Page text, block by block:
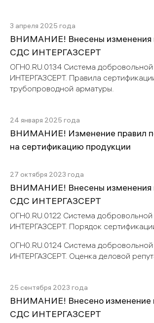
3 апреля 2025 года
ВНИМАНИЕ! Внесены изменения
СДС ИНТЕРГАЗСЕРТ
ОГН0.RU.0134 Система
ИНТЕРГАЗСЕРТ. Правила
трубопроводной арматуры.
24 января 2025 года
ВНИМАНИЕ! Изменение правил
на сертификацию продукции
27 октября 2023 года
ВНИМАНИЕ! Внесены изменения
СДС ИНТЕРГАЗСЕРТ
ОГН0.RU.0122 Система
ИНТЕРГАЗСЕРТ. Порядок
ОГН0.RU.0124 Система
ИНТЕРГАЗСЕРТ. Оценка деловой
25 сентября 2023 года
ВНИМАНИЕ! Внесено изменение
СДС ИНТЕРГАЗСЕРТ